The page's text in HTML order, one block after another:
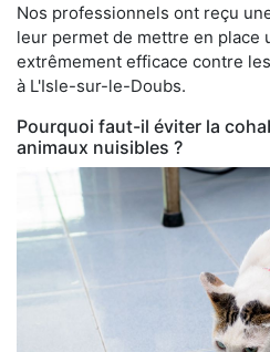
Nos professionnels ont reçu
leur permet de mettre en place
extrêmement efficace contre
à L'Isle-sur-le-Doubs.
Pourquoi faut-il éviter la
animaux nuisibles ?